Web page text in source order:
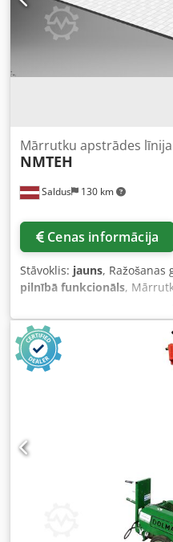
Saldus 130 km
Mārrutku apstrādes līnija
NMTEH
Cenas informācija
Stāvoklis: jauns, Ražošanas
pilnībā funkcionāls,
pozicionēšanu 1000 kg/h 1.
konveijeru. 2. Mārrutku
Skalošana 4. Sakņu
griezējs (10 cm) 6.
saknes svēršanai (2 kg un
atgriezumi slīpēšanai 8.
tvertnēm) a) kastes pa 2 kg
kastes etiķešu līmēšanai 9.
Chjdpov Di Aqofx Aivja